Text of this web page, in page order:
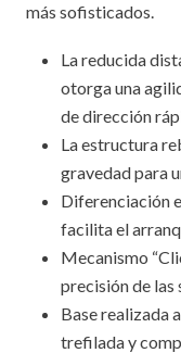
más sofisticados.
La reducida
otorga una
de dirección
La estructura
gravedad para
Diferenciación
facilita el
Mecanismo
precisión de las
Base realizada
trefilada y